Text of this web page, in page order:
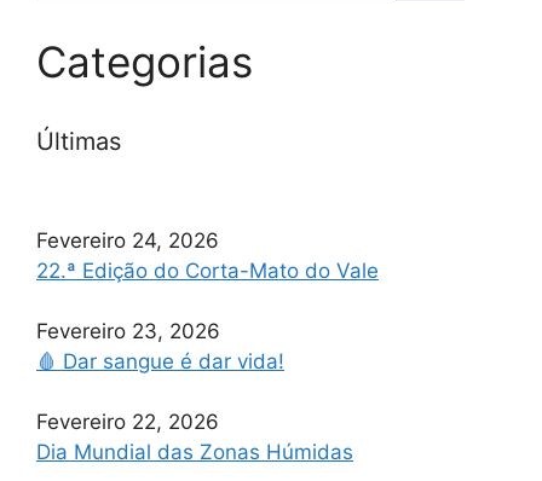
Categorias
Últimas
Fevereiro 24, 2026
22.ª Edição do Corta-Mato do Vale
Fevereiro 23, 2026
🩸 Dar sangue é dar vida!
Fevereiro 22, 2026
Dia Mundial das Zonas Húmidas